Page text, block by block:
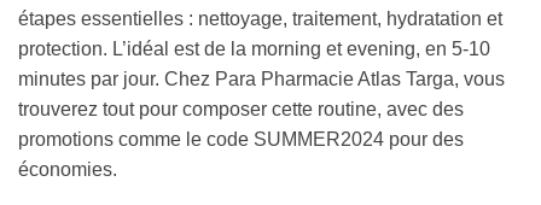
étapes essentielles : nettoyage, traitement, hydratation et
protection. L’idéal est de la morning et evening, en 5-10
minutes par jour. Chez Para Pharmacie Atlas Targa, vous
trouverez tout pour composer cette routine, avec des
promotions comme le code SUMMER2024 pour des
économies.